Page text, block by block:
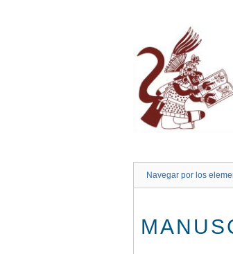
Navegar por los